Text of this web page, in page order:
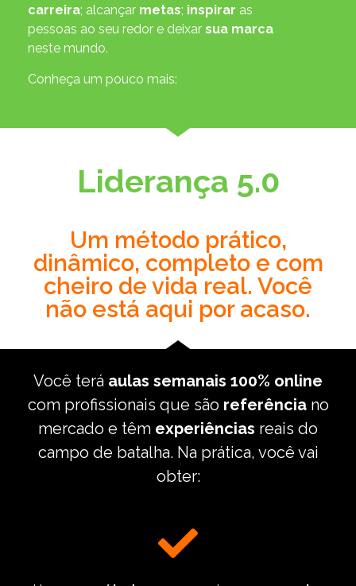
carreira; alcançar metas; inspirar as
pessoas ao seu redor e deixar sua marca
neste mundo.
Conheça um pouco mais:
Liderança 5.0
Um método prático,
dinâmico, completo e com
cheiro de vida real. Você
não está aqui por acaso.
Você terá aulas semanais 100% online
com profissionais que são referência no
mercado e têm experiências reais do
campo de batalha. Na prática, você vai
obter: